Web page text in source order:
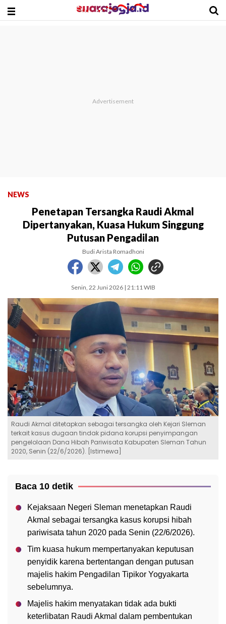
NEWS
Penetapan Tersangka Raudi Akmal
Dipertanyakan, Kuasa Hukum Singgung
Putusan Pengadilan
Budi Arista Romadhoni
Senin, 22 Juni 2026 | 21:11 WIB
Raudi Akmal ditetapkan sebagai tersangka oleh Kejari Sleman
terkait kasus dugaan tindak pidana korupsi penyimpangan
pengelolaan Dana Hibah Pariwisata Kabupaten Sleman Tahun
2020, Senin (22/6/2026). [Istimewa]
Baca 10 detik
Kejaksaan Negeri Sleman menetapkan Raudi
Akmal sebagai tersangka kasus korupsi hibah
pariwisata tahun 2020 pada Senin (22/6/2026).
Tim kuasa hukum mempertanyakan keputusan
penyidik karena bertentangan dengan putusan
majelis hakim Pengadilan Tipikor Yogyakarta
sebelumnya.
Majelis hakim menyatakan tidak ada bukti
keterlibatan Raudi Akmal dalam pembentukan